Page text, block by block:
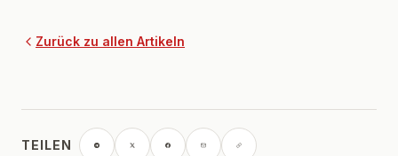
Zurück zu allen Artikeln
TEILEN